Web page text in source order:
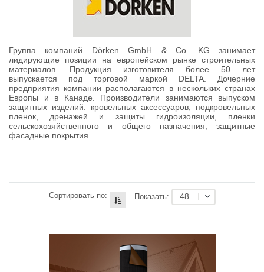
Группа компаний Dörken GmbH & Co. KG занимает
лидирующие позиции на европейском рынке строительных
материалов. Продукция изготовителя более 50 лет
выпускается под торговой маркой DELTA. Дочерние
предприятия компании располагаются в нескольких странах
Европы и в Канаде. Производители занимаются выпуском
защитных изделий: кровельных аксессуаров, подкровельных
пленок, дренажей и защиты гидроизоляции, пленки
сельскохозяйственного и общего назначения, защитные
фасадные покрытия.
Сортировать по: Показать: 48